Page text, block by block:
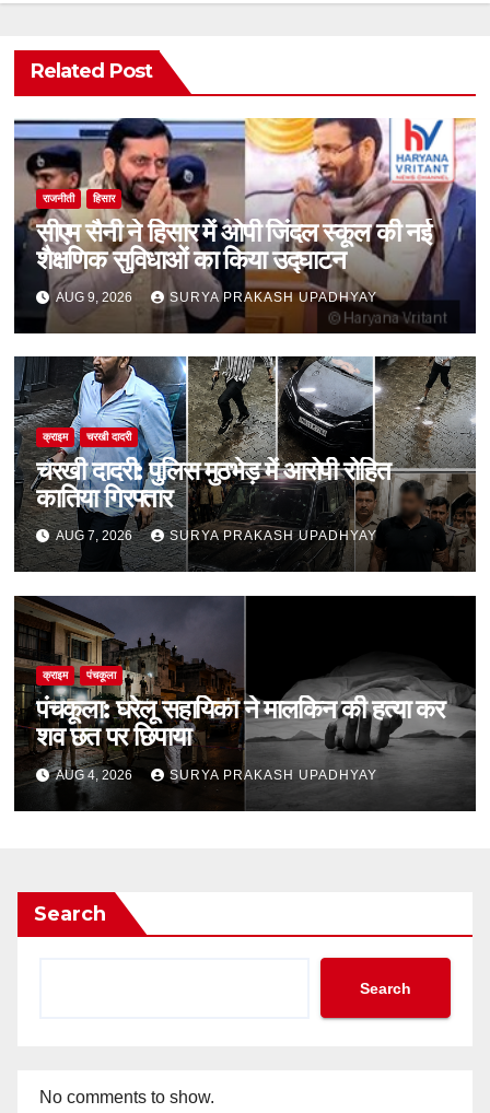
Related Post
राजनीती हिसार
सीएम सैनी ने हिसार में ओपी जिंदल स्कूल की नई
शैक्षणिक सुविधाओं का किया उद्घाटन
AUG 9, 2026 SURYA PRAKASH UPADHYAY
क्राइम चरखी दादरी
चरखी दादरी: पुलिस मुठभेड़ में आरोपी रोहित
कातिया गिरफ्तार
AUG 7, 2026 SURYA PRAKASH UPADHYAY
क्राइम पंचकूला
पंचकूला: घरेलू सहायिका ने मालकिन की हत्या कर
शव छत पर छिपाया
AUG 4, 2026 SURYA PRAKASH UPADHYAY
Search
Search
No comments to show.